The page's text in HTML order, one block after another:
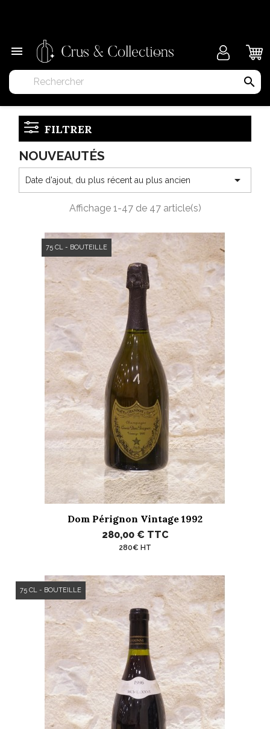

search
FILTRER
NOUVEAUTÉS
Date d'ajout, du plus récent au plus ancien 
Affichage 1-47 de 47 article(s)
Dom Pérignon Vintage 1992
280,00 € TTC
280€ HT
75 CL - BOUTEILLE
75 CL - BOUTEILLE